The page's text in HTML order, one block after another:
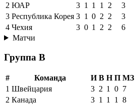
2 ЮАР 3 1 1 1 2 3
3 Республика Корея 3 1 0 2 2 3
4 Чехия 3 0 1 2 2 6
Матчи
Группа B
# Команда И В Н П МЗ
1 Швейцария 3 2 1 0 7
2 Канада 3 1 1 1 8